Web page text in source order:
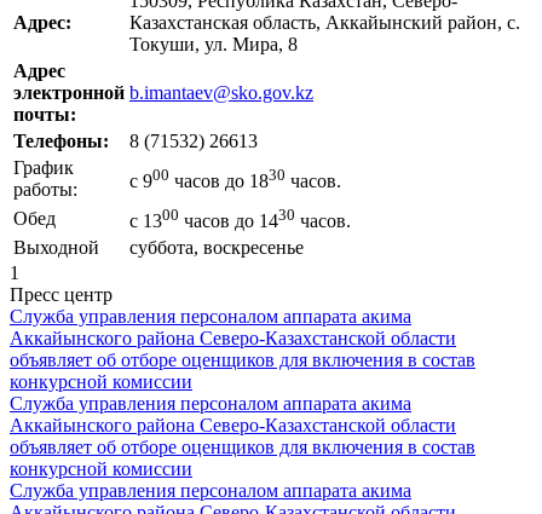
Адрес:
Казахстанская область, Аккайынский район, с.
Токуши, ул. Мира, 8
Адрес
электронной
почты:
b.imantaev@sko.gov.kz
Телефоны:
8 (71532) 26613
График
работы:
с 900 часов до 1830 часов.
Обед
с 1300 часов до 1430 часов.
Выходной
суббота, воскресенье
1
Пресс центр
Служба управления персоналом аппарата акима
Аккайынского района Северо-Казахстанской области
объявляет об отборе оценщиков для включения в состав
конкурсной комиссии
Служба управления персоналом аппарата акима
Аккайынского района Северо-Казахстанской области
объявляет об отборе оценщиков для включения в состав
конкурсной комиссии
Служба управления персоналом аппарата акима